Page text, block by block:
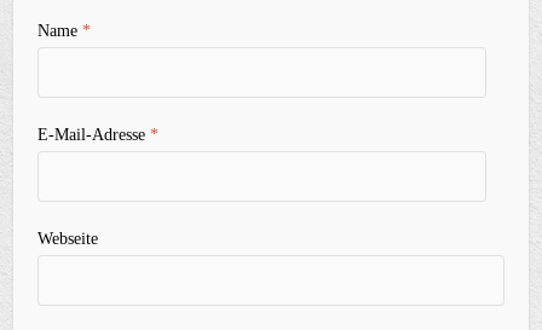
Name*
E-Mail-Adresse*
Webseite